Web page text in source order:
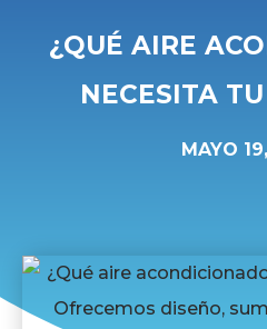
¿QUÉ AIRE
NECESITA
MAYO